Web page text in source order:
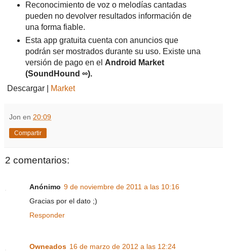
Reconocimiento de voz o melodías cantadas
pueden no devolver resultados información de
una forma fiable.
Esta app gratuita cuenta con anuncios que
podrán ser mostrados durante su uso. Existe una
versión de pago en el Android Market
(SoundHound ∞).
Descargar |
Market
Jon en 20:09
Compartir
2 comentarios:
Anónimo 9 de noviembre de 2011 a las 10:16
Gracias por el dato ;)
Responder
Owneados 16 de marzo de 2012 a las 12:24